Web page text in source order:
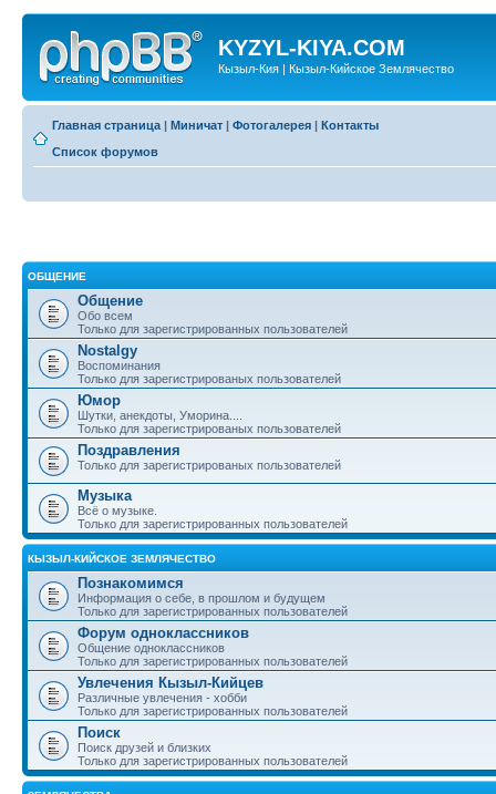
KYZYL-KIYA.COM
Кызыл-Кия | Кызыл-Кийское Землячество
Главная страница | Миничат | Фотогалерея | Контакты
Список форумов
ОБЩЕНИЕ
Общение
Обо всем
Только для зарегистрированных пользователей
Nostalgy
Воспоминания
Только для зарегистрированых пользователей
Юмор
Шутки, анекдоты, Уморина....
Только для зарегистрированых пользователей
Поздравления
Только для зарегистрированых пользователей
Музыка
Всё о музыке.
Только для зарегистрированных пользователей
КЫЗЫЛ-КИЙСКОЕ ЗЕМЛЯЧЕСТВО
Познакомимся
Информация о себе, в прошлом и будущем
Только для зарегистрированных пользователей
Форум одноклассников
Общение одноклассников
Только для зарегистрированных пользователей
Увлечения Кызыл-Кийцев
Различные увлечения - хобби
Только для зарегистрированных пользователей
Поиск
Поиск друзей и близких
Только для зарегистрированных пользователей